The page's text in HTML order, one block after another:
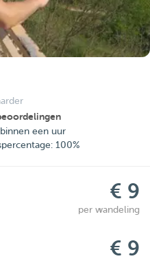
een uur
100%
€ 9
per wandeling
€ 9